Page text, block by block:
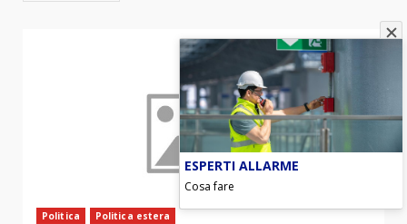
Politica Politica estera
ESPERTI ALLARME
Cosa fare